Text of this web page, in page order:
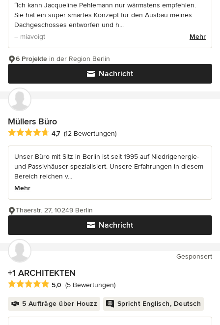
“Ich kann Jacqueline Pehlemann nur wärmstens empfehlen.
Sie hat ein super smartes Konzept für den Ausbau meines
Dachgeschosses entworfen und h...
– miavoigt
Mehr
Nachricht
6 Projekte in der Region Berlin
Müllers Büro
Durchschnittliche Bewertung: 4.7 von 5 Sternen
4,7 (12 Bewertungen)
Unser Büro mit Sitz in Berlin ist seit 1995 auf Niedrigenergie-
und Passivhäuser spezialisiert. Unsere Erfahrungen in diesem
Bereich reichen v...
Mehr
Nachricht
Thaerstr. 27, 10249 Berlin
Gesponsert
+1 ARCHITEKTEN
Durchschnittliche Bewertung: 5 von 5 Sternen
5,0 (5 Bewertungen)
5 Aufträge über Houzz Spricht Englisch, Deutsch